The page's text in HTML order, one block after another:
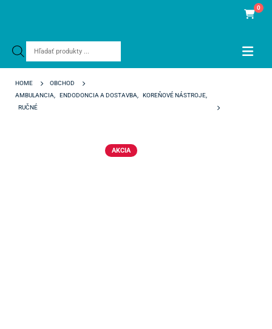
Products
0
HOME
OBCHOD
AMBULANCIA
ENDODONCIA A DOSTAVBA KOREŇOVÉ NÁSTROJE
RUČNÉ
AKCIA